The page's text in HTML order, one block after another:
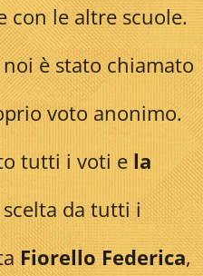
con le altre scuole.
è stato chiamato
voto anonimo.
tutti i voti e la
scelta da tutti i
Fiorello Federica,